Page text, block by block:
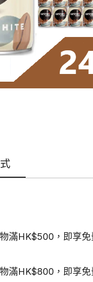
滿HK$500，即享
滿HK$800，即享